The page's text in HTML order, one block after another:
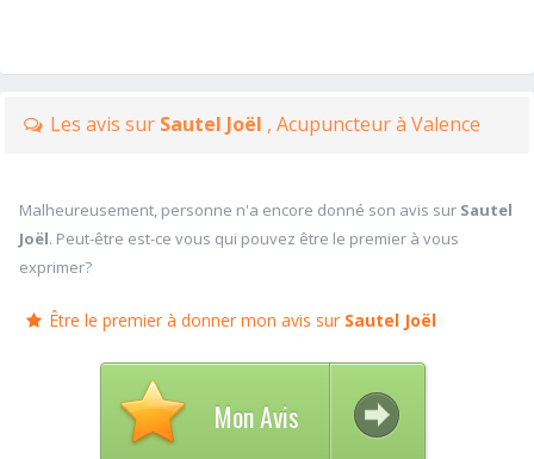
Les avis sur Sautel Joël , Acupuncteur à Valence
Malheureusement, personne n'a encore donné son avis sur Sautel
Joël. Peut-être est-ce vous qui pouvez être le premier à vous
exprimer?
Être le premier à donner mon avis sur Sautel Joël
Mon Avis